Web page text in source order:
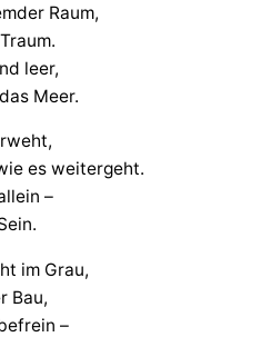
Raum,
leer,
Meer.
es weitergeht.
–
im Grau,
Bau,
–